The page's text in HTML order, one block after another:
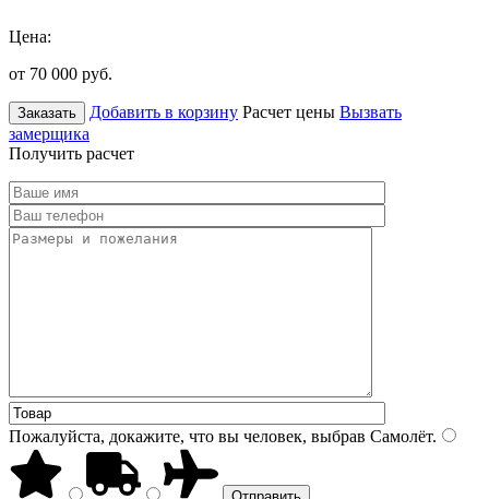
Цена:
от 70 000 руб.
Заказать Добавить в корзину Расчет цены Вызвать
замерщика
Получить расчет
Пожалуйста, докажите, что вы человек, выбрав Самолёт.